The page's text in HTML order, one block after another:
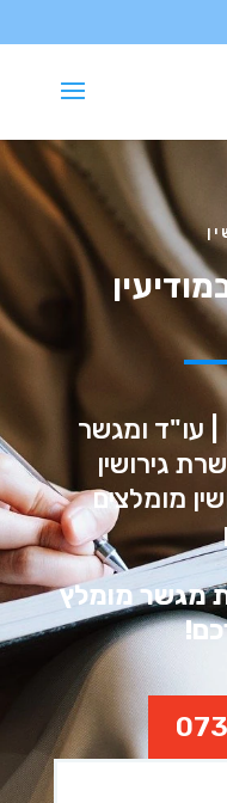
| עו"ד ומגשר
גירושין
מומלצים
מגשר מומלץ